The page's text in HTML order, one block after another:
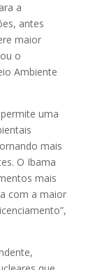
a
antes
maior
o
Ambiente
uma
mais
O Ibama
mais
com a maior